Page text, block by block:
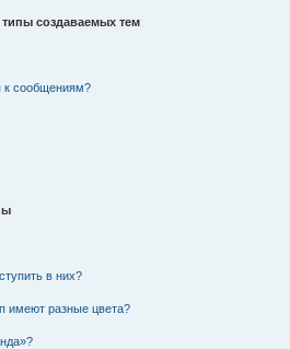
создаваемых тем
к сообщениям?
в них?
имеют разные цвета?